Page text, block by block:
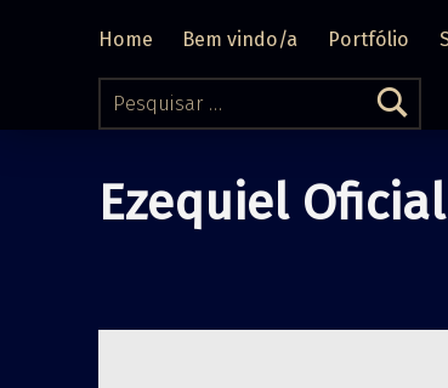
Pesquisar por:
Home Bem vindo/a Portfólio
Ezequiel Oficial